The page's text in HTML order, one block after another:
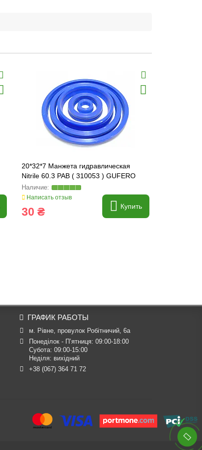
20*32*7 Манжета гидравлическая
Nitrile 60.3 PAB ( 310053 ) GUFERO
Написать отзыв
30 ₴ Купить
ГРАФИК РАБОТЫ
м. Рівне, провулок Робітничий, 6а
Понеділок - П’ятниця: 09:00-18:00
Субота: 09:00-15:00
Неділя: вихідний
+38 (067) 364 71 72